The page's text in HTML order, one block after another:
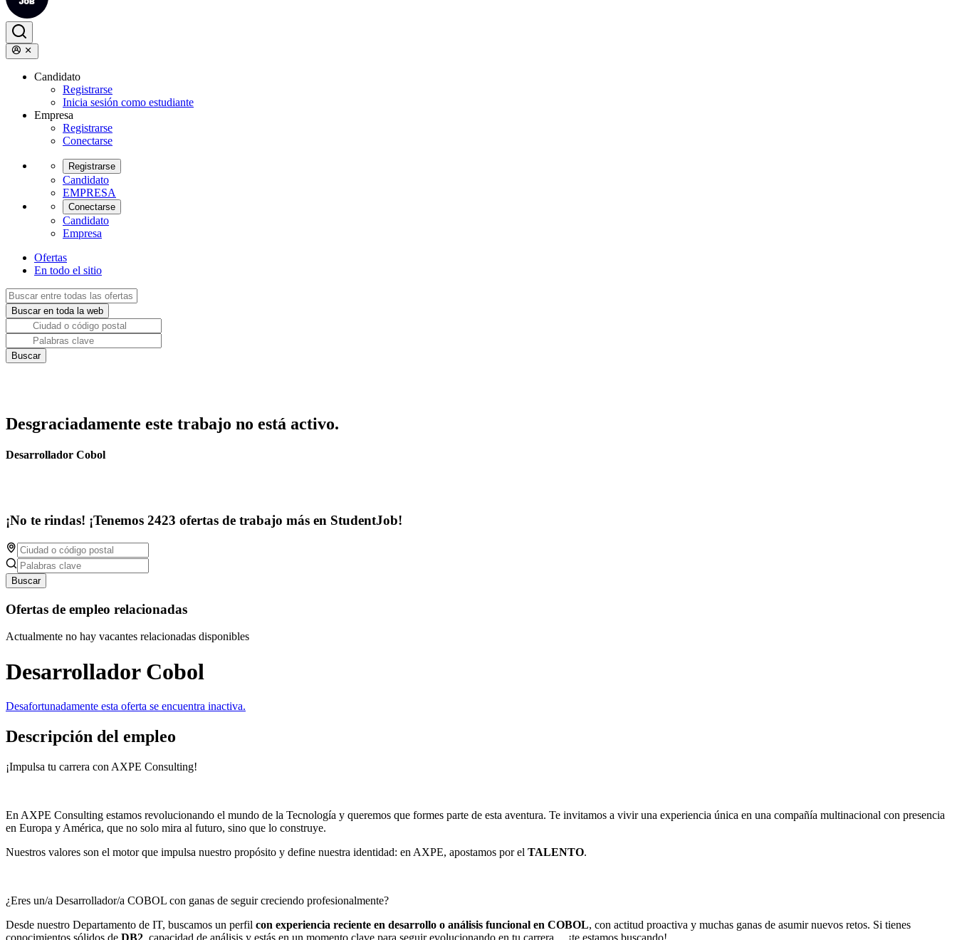
Candidato
Registrarse
Inicia sesión como estudiante
Empresa
Registrarse
Conectarse
Registrarse
Candidato
EMPRESA
Conectarse
Candidato
Empresa
Ofertas
En todo el sitio
Desgraciadamente este trabajo no está activo.
Desarrollador Cobol
¡No te rindas! ¡Tenemos 2423 ofertas de trabajo más en StudentJob!
Buscar
Ofertas de empleo relacionadas
Actualmente no hay vacantes relacionadas disponibles
Desarrollador Cobol
Desafortunadamente esta oferta se encuentra inactiva.
Descripción del empleo
¡Impulsa tu carrera con AXPE Consulting!
En AXPE Consulting estamos revolucionando el mundo de la Tecnología y queremos que formes parte de esta aventura. Te invitamos a vivir una experiencia única en una compañía multinacional con presencia
en Europa y América, que no solo mira al futuro, sino que lo construye.
Nuestros valores son el motor que impulsa nuestro propósito y define nuestra identidad: en AXPE, apostamos por el TALENTO.
¿Eres un/a Desarrollador/a COBOL con ganas de seguir creciendo profesionalmente?
Desde nuestro Departamento de IT, buscamos un perfil con experiencia reciente en desarrollo o análisis funcional en COBOL, con actitud proactiva y muchas ganas de asumir nuevos retos. Si tienes
conocimientos sólidos de DB2 , capacidad de análisis y estás en un momento clave para seguir evolucionando en tu carrera… ¡te estamos buscando!